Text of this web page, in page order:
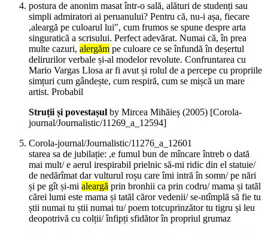
postura de anonim masat într-o sală, alături de studenți sau
simpli admiratori ai peruanului? Pentru că, nu-i așa, fiecare
,aleargă pe culoarul lui", cum frumos se spune despre arta
singuratică a scrisului. Perfect adevărat. Numai că, în prea
multe cazuri, alergăm pe culoare ce se înfundă în deșertul
delirurilor verbale și-al modelor revolute. Confruntarea cu
Mario Vargas Llosa ar fi avut și rolul de a percepe cu propriile
simțuri cum gândește, cum respiră, cum se mișcă un mare
artist. Probabil
Struții și povestașul by Mircea Mihăieș (2005) [Corola-
journal/Journalistic/11269_a_12594]
Corola-journal/Journalistic/11276_a_12601
starea sa de jubilație: ,e fumul bun de mîncare întreb o dată
mai mult/ e aerul irespirabil prielnic să-mi ridic din el statuie/
de nedărîmat dar vulturul roșu care îmi intră în somn/ pe nări
și pe gît și-mi aleargă prin bronhii ca prin codru/ mama și tatăl
cărei lumi este mama și tatăl căror vedenii/ se-ntîmplă să fie tu
știi numai tu știi numai tu/ poem totcuprinzător tu tigru și leu
deopotrivă cu colții/ înfipți sfidător în propriul grumaz